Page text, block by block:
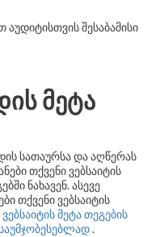
აუდიტისთვის შესაბამისი
მეტა
სათაურსა და აღწერას
თქვენი ვებსაიტის
ნახავენ. ასევე
თქვენი ვებსაიტის
ვებსაიტის მეტა თეგების
.